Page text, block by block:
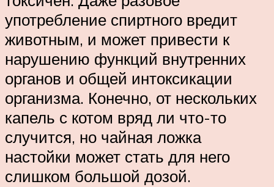
употребление спиртного вредит
животным, и может привести к
нарушению функций внутренних
органов и общей интоксикации
организма. Конечно, от нескольких
капель с котом вряд ли что-то
случится, но чайная ложка
настойки может стать для него
слишком большой дозой.